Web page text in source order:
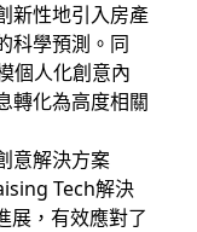
新性地引入房產
科學預測。同
個人化創意內
轉化為高度相關
意解決方案
Tech解決
展，有效應對了